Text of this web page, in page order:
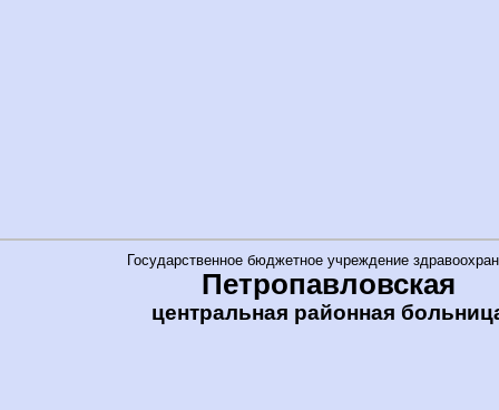
Государственное бюджетное учреждение
Петропавловская
центральная районная